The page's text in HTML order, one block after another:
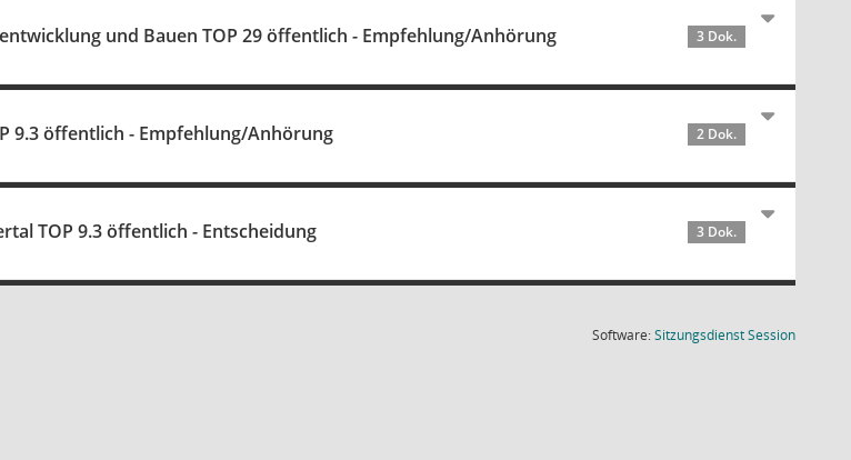
und Bauen TOP 29 öffentlich - Empfehlung/Anhörung 3 Dok.
9.3 öffentlich - Empfehlung/Anhörung 2 Dok.
TOP 9.3 öffentlich - Entscheidung 3 Dok.
Software:SitzungsdienstSession(Wird in